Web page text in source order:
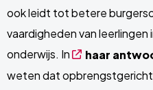
ook leidt tot betere
vaardigheden van
onderwijs. In
haar
weten dat